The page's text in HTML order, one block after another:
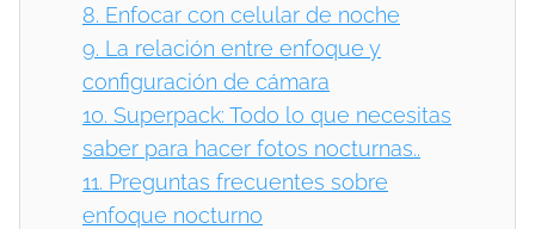
8. Enfocar con celular de noche
9. La relación entre enfoque y
configuración de cámara
10. Superpack: Todo lo que necesitas
saber para hacer fotos nocturnas..
11. Preguntas frecuentes sobre
enfoque nocturno